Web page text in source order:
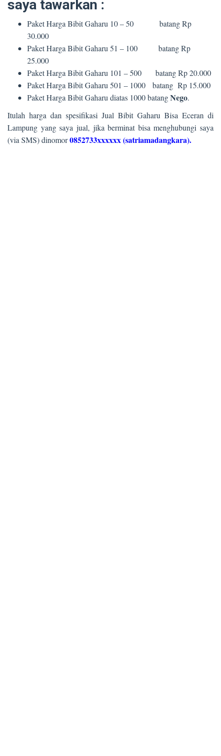
saya tawarkan :
Paket Harga Bibit Gaharu 10 – 50 batang Rp
30.000
Paket Harga Bibit Gaharu 51 – 100 batang Rp
25.000
Paket Harga Bibit Gaharu 101 – 500 batang Rp 20.000
Paket Harga Bibit Gaharu 501 – 1000 batang Rp 15.000
Paket Harga Bibit Gaharu diatas 1000 batangNego.
Itulah harga dan spesifikasi Jual Bibit Gaharu Bisa Eceran di
Lampung yang saya jual, jika berminat bisa menghubungi saya
(via SMS) dinomor0852733xxxxxx (satriamadangkara).